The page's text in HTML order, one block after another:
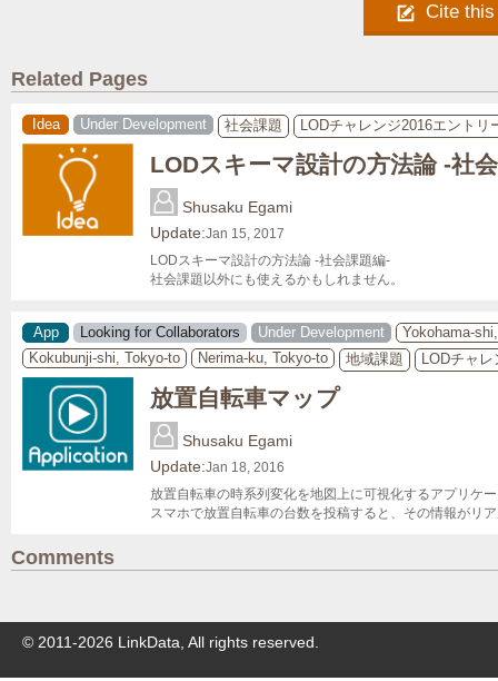
Cite this
Related Pages
Idea Under Development 社会課題 LODチャレンジ2016エント
LODスキーマ設計の方法論 -社
Shusaku Egami
Update:Jan 15, 2017
LODスキーマ設計の方法論 -社会課題編-
社会課題以外にも使えるかもしれません。
App Looking for Collaborators Under Development
Yokohama-
Kokubunji-shi, Tokyo-to
Nerima-ku, Tokyo-to 地域課題 LODチャ
放置自転車マップ
Shusaku Egami
Update:Jan 18, 2016
放置自転車の時系列変化を地図上に可視化するアプリケ
スマホで放置自転車の台数を投稿すると、その情報がリ
Comments
© 2011-2026 LinkData, All rights reserved.